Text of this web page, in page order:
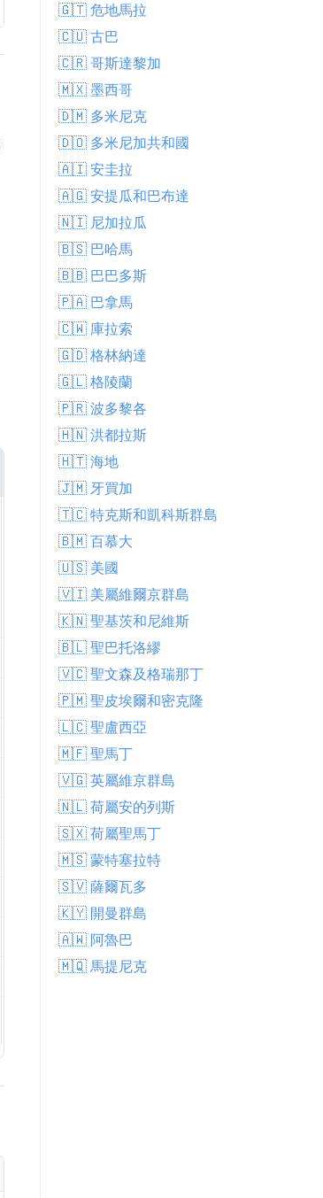
週五 7. 8月
Patchy rain
nearby
30.2°C
27.8°C
25.8°C
71%
23.8 kph
1.9 mm
8.0
05:48 AM
06:35 PM
🇬🇹 危地馬拉
🇨🇺 古巴
🇨🇷 哥斯達黎加
🇲🇽 墨西哥
🇩🇲 多米尼克
🇩🇴 多米尼加共和國
🇦🇮 安圭拉
🇦🇬 安提瓜和巴布達
🇳🇮 尼加拉瓜
🇧🇸 巴哈馬
🇧🇧 巴巴多斯
🇵🇦 巴拿馬
🇨🇼 庫拉索
🇬🇩 格林納達
🇬🇱 格陵蘭
🇵🇷 波多黎各
🇭🇳 洪都拉斯
🇭🇹 海地
🇯🇲 牙買加
🇹🇨 特克斯和凱科斯群島
🇧🇲 百慕大
🇺🇸 美國
🇻🇮 美屬維爾京群島
🇰🇳 聖基茨和尼維斯
🇧🇱 聖巴托洛繆
🇻🇨 聖文森及格瑞那丁
🇵🇲 聖皮埃爾和密克隆
🇱🇨 聖盧西亞
🇲🇫 聖馬丁
🇻🇬 英屬維京群島
🇳🇱 荷屬安的列斯
🇸🇽 荷屬聖馬丁
🇲🇸 蒙特塞拉特
🇸🇻 薩爾瓦多
🇰🇾 開曼群島
🇦🇼 阿魯巴
🇲🇶 馬提尼克